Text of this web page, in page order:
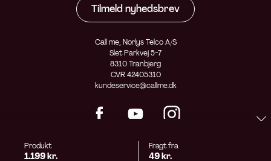
Produkt
1.199 kr.
Fragt fra
49 kr.
Tilmeld nyhedsbrev
Call me, Norlys Telco A/S
Slet Parkvej 5-7
8310 Tranbjerg
CVR 42405310
kundeservice@callme.dk